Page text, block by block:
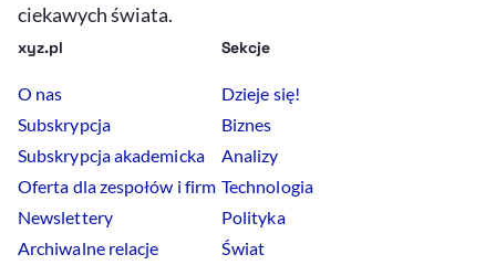
ciekawych świata.
xyz.pl
O nas
Subskrypcja
Subskrypcja akademicka
Oferta dla zespołów i firm
Newslettery
Archiwalne relacje
Sekcje
Dzieje się!
Biznes
Analizy
Technologia
Polityka
Świat